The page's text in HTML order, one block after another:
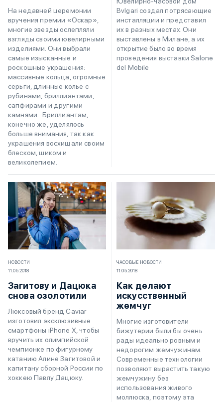
На недавней церемонии
вручения премии «Оскар»,
многие звезды ослепляли
взгляды своими ювелирными
изделиями. Они выбрали
самые изысканные и
роскошные украшения:
массивные кольца, огромные
серьги, длинные колье с
рубинами, бриллиантами,
сапфирами и другими
камнями. Бриллиантам,
конечно же, уделялось
больше внимания, так как
украшения восхищали своим
блеском, шиком и
великолепием.
Bvlgari создал потрясающие
инсталляции и представил
их в разных местах. Они
выставлены в Милане, а их
открытие было во время
проведения выставки Salone
del Mobile
НОВОСТИ
11.05.2018
Загитову и Дацюка
снова озолотили
Люксовый бренд Caviar
изготовил эксклюзивные
смартфоны iPhone X, чтобы
вручить их олимпийской
чемпионке по фигурному
катанию Алине Загитовой и
капитану сборной России по
хоккею Павлу Дацюку.
ЧАСОВЫЕ НОВОСТИ
11.05.2018
Как делают
искусственный
жемчуг
Многие изготовители
бижутерии были бы очень
рады идеально ровным и
недорогим жемчужинам.
Современные технологии
позволяют вырастить такую
жемчужину без
использования живого
моллюска, поэтому эта